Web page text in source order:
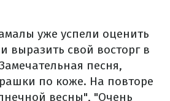
уже успели оценить
выразить свой восторг в
песня,
по коже. На повторе
весны", "Очень